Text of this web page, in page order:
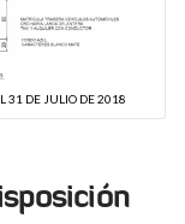
31 DE JULIO DE 2018